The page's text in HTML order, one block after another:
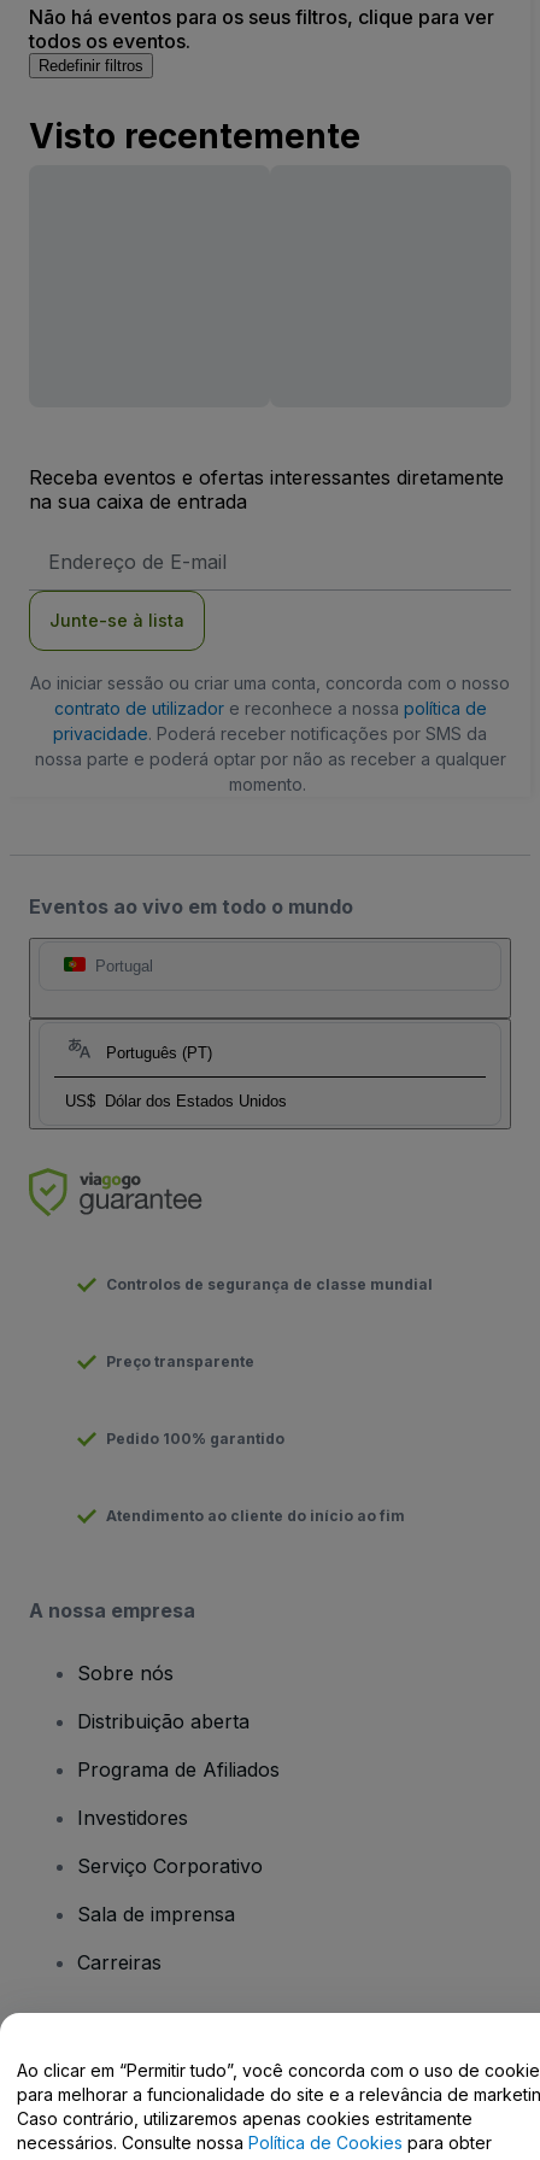
Não há eventos para os seus filtros, clique para ver
todos os eventos.
Redefinir filtros
Visto recentemente
Receba eventos e ofertas interessantes diretamente
na sua caixa de entrada
de
Junte-se à lista
Ao iniciar sessão ou criar uma conta, concorda com o nosso
contrato de utilizadore reconhece a nossa política de
privacidade. Poderá receber notificações por SMS da
nossa parte e poderá optar por não as receber a qualquer
momento.
Eventos ao vivo em todo o mundo
Portugal
Português (PT)
US$ Dólar dos Estados Unidos
Controlos de segurança de classe mundial
Preço transparente
Pedido 100% garantido
Atendimento ao cliente do início ao fim
A nossa empresa
Sobre nós
Distribuição aberta
Programa de Afiliados
Investidores
Serviço Corporativo
Sala de imprensa
Carreiras
Centro de Ajuda / Fale Conosco
Ao clicar em “Permitir tudo”, você concorda com o uso de
para melhorar a funcionalidade do site e a relevância de
Caso contrário, utilizaremos apenas cookies estritamente
necessários. Consulte nossa Política de Cookies para obter